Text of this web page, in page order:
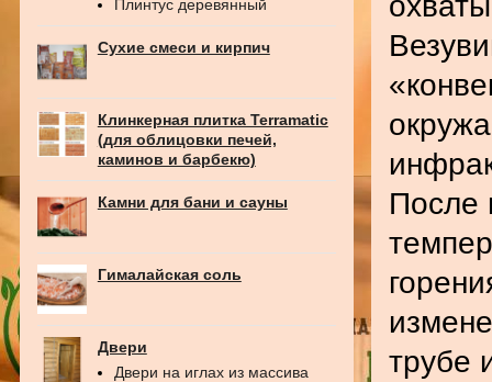
Плинтус деревянный
Сухие смеси и кирпич
Клинкерная плитка Terramatic
(для облицовки печей,
каминов и барбекю)
Камни для бани и сауны
Гималайская соль
Двери
Двери на иглах из массива
После
трубе